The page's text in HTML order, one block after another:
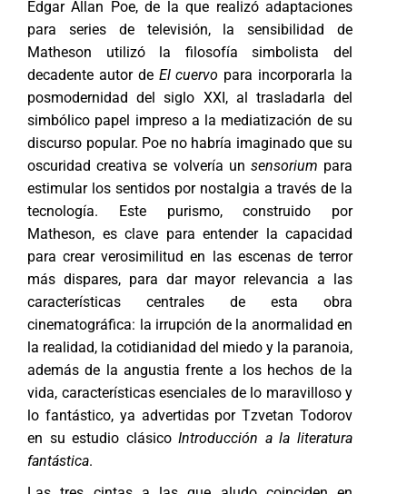
Edgar Allan Poe, de la que realizó adaptaciones
para series de televisión, la sensibilidad de
Matheson utilizó la filosofía simbolista del
decadente autor de El cuervo para incorporarla la
posmodernidad del siglo XXI, al trasladarla del
simbólico papel impreso a la mediatización de su
discurso popular. Poe no habría imaginado que su
oscuridad creativa se volvería un sensorium para
estimular los sentidos por nostalgia a través de la
tecnología. Este purismo, construido por
Matheson, es clave para entender la capacidad
para crear verosimilitud en las escenas de terror
más dispares, para dar mayor relevancia a las
características centrales de esta obra
cinematográfica: la irrupción de la anormalidad en
la realidad, la cotidianidad del miedo y la paranoia,
además de la angustia frente a los hechos de la
vida, características esenciales de lo maravilloso y
lo fantástico, ya advertidas por Tzvetan Todorov
en su estudio clásicoIntroducción a la literatura
fantástica.